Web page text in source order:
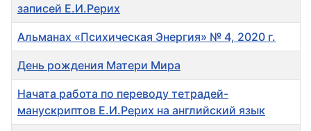
записей Е.И.Рерих
Альманах «Психическая Энергия» № 4, 2020 г.
День рождения Матери Мира
Начата работа по переводу тетрадей-
манускриптов Е.И.Рерих на английский язык